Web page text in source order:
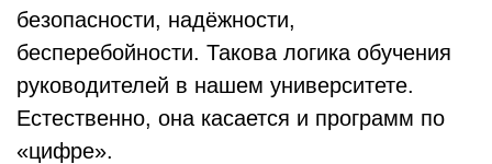
безопасности, надёжности,
бесперебойности. Такова логика обучения
руководителей в нашем университете.
Естественно, она касается и программ по
«цифре».